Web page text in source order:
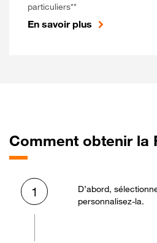
particuliers**
En savoir plus
Comment obtenir la
1
D’abord,
personnalisez-la.